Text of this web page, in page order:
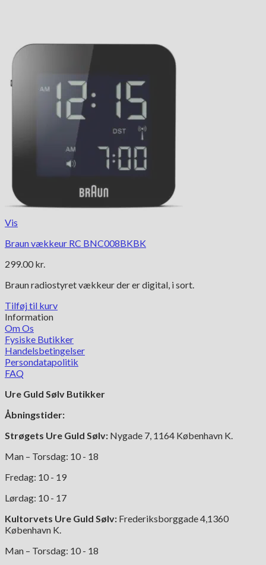
Vis
Braun vækkeur RC BNC008BKBK
299.00 kr.
Braun radiostyret vækkeur der er digital, i sort.
Tilføj til kurv
Information
Om Os
Fysiske Butikker
Handelsbetingelser
Persondatapolitik
FAQ
Ure Guld Sølv Butikker
Åbningstider:
Strøgets Ure Guld Sølv: Nygade 7, 1164 København K.
Man – Torsdag: 10 - 18
Fredag: 10 - 19
Lørdag: 10 - 17
Kultorvets Ure Guld Sølv: Frederiksborggade 4,1360
København K.
Man – Torsdag: 10 - 18